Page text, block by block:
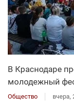
В Краснодаре
молодежный
Общество вчера,